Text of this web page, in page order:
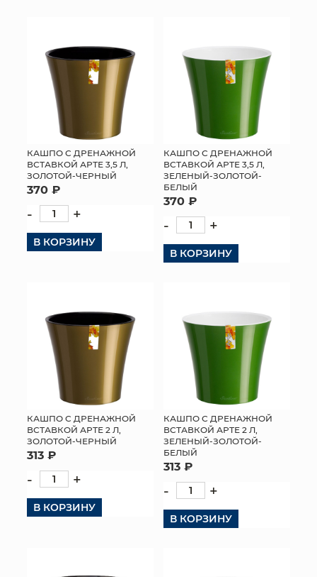
КАШПО С ДРЕНАЖНОЙ
ВСТАВКОЙ АРТЕ 3,5 Л,
ЗОЛОТОЙ-ЧЕРНЫЙ
370 ₽
- +
В КОРЗИНУ
КАШПО С ДРЕНАЖНОЙ
ВСТАВКОЙ АРТЕ 3,5 Л,
ЗЕЛЕНЫЙ-ЗОЛОТОЙ-
БЕЛЫЙ
370 ₽
- +
В КОРЗИНУ
КАШПО С ДРЕНАЖНОЙ
ВСТАВКОЙ АРТЕ 2 Л,
ЗОЛОТОЙ-ЧЕРНЫЙ
313 ₽
- +
В КОРЗИНУ
КАШПО С ДРЕНАЖНОЙ
ВСТАВКОЙ АРТЕ 2 Л,
ЗЕЛЕНЫЙ-ЗОЛОТОЙ-
БЕЛЫЙ
313 ₽
- +
В КОРЗИНУ